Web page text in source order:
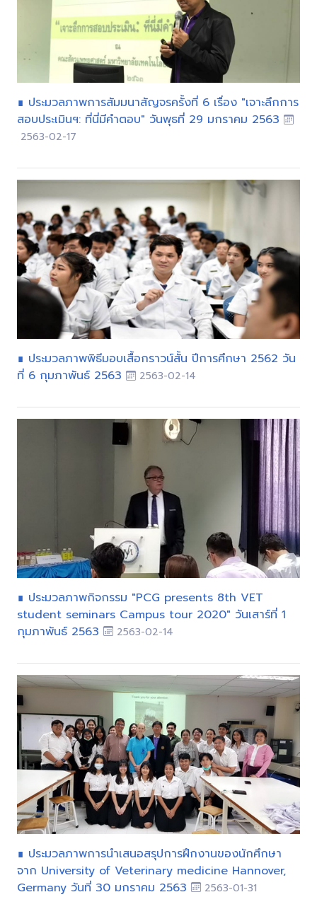
∎ ประมวลภาพการสัมมนาสัญจรครั้งที่ 6 เรื่อง "เจาะลึกการ
สอบประเมินฯ: ที่นี่มีคำตอบ" วันพุธที่ 29 มกราคม 2563
2563-02-17
∎ ประมวลภาพพิธีมอบเสื้อกราวน์สั้น ปีการศึกษา 2562 วัน
ที่ 6 กุมภาพันธ์ 2563
2563-02-14
∎ ประมวลภาพกิจกรรม "PCG presents 8th VET
student seminars Campus tour 2020" วันเสาร์ที่ 1
กุมภาพันธ์ 2563
2563-02-14
∎ ประมวลภาพการนำเสนอสรุปการฝึกงานของนักศึกษา
จาก University of Veterinary medicine Hannover,
Germany วันที่ 30 มกราคม 2563
2563-01-31